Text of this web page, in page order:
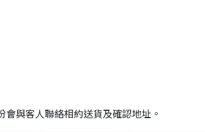
與客人聯絡相約送貨及確認地址。